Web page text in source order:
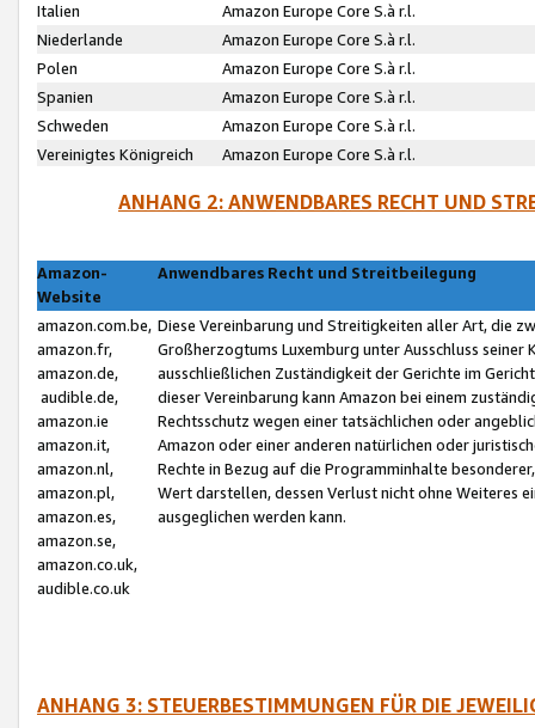
Italien
Amazon Europe Core S.à r.l.
Niederlande
Amazon Europe Core S.à r.l.
Polen
Amazon Europe Core S.à r.l.
Spanien
Amazon Europe Core S.à r.l.
Schweden
Amazon Europe Core S.à r.l.
Vereinigtes Königreich
Amazon Europe Core S.à r.l.
ANHANG 2: ANWENDBARES RECHT UND
Amazon-
Website
Anwendbares Recht und Streitbeilegung
amazon.com.be,
amazon.fr,
amazon.de,
audible.de,
amazon.ie
amazon.it,
amazon.nl,
amazon.pl,
amazon.es,
amazon.se,
amazon.co.uk,
audible.co.uk
Diese Vereinbarung und Streitigkeiten aller Art, die
Großherzogtums Luxemburg unter Ausschluss
ausschließlichen Zuständigkeit der Gerichte im
dieser Vereinbarung kann Amazon bei einem
Rechtsschutz wegen einer tatsächlichen oder
Amazon oder einer anderen natürlichen oder
Rechte in Bezug auf die Programminhalte
Wert darstellen, dessen Verlust nicht ohne Weiteres
ausgeglichen werden kann.
ANHANG 3: STEUERBESTIMMUNGEN FÜR DIE